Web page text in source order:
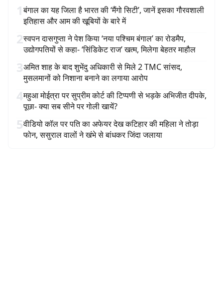
1बंगाल का यह जिला है भारत की ‘मैंगो सिटी’, जानें इसका गौरवशाली
इतिहास और आम की खूबियों के बारे में
2स्वपन दासगुप्ता ने पेश किया ‘नया पश्चिम बंगाल’ का रोडमैप,
उद्योगपतियों से कहा- ‘सिंडिकेट राज’ खत्म, मिलेगा बेहतर माहौल
3अमित शाह के बाद शुभेंदु अधिकारी से मिले 2 TMC सांसद,
मुसलमानों को निशाना बनाने का लगाया आरोप
4महुआ मोईत्रा पर सुप्रीम कोर्ट की टिप्पणी से भड़के अभिजीत दीपके,
पूछा- क्या सब सीने पर गोली खायें?
5वीडियो कॉल पर पति का अफेयर देख कटिहार की महिला ने तोड़ा
फोन, ससुराल वालों ने खंभे से बांधकर जिंदा जलाया